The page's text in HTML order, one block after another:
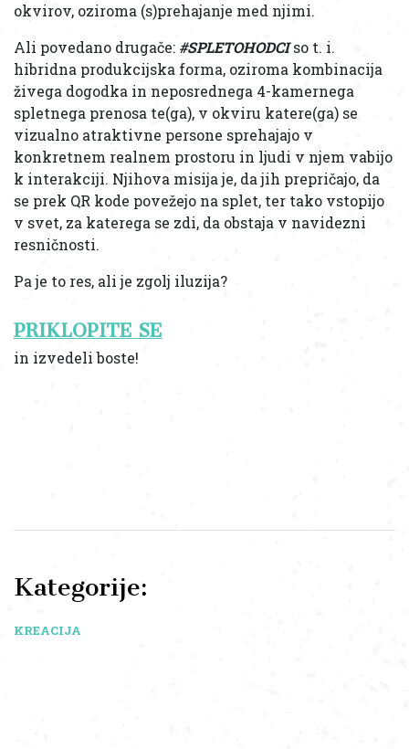
okvirov, oziroma (s)prehajanje med njimi.
Ali povedano drugače: #SPLETOHODCIso t. i.
hibridna produkcijska forma, oziroma kombinacija
živega dogodka in neposrednega 4-kamernega
spletnega prenosa te(ga), v okviru katere(ga) se
vizualno atraktivne persone sprehajajo v
konkretnem realnem prostoru in ljudi v njem vabijo
k interakciji. Njihova misija je, da jih prepričajo, da
se prek QR kode povežejo na splet, ter tako vstopijo
v svet, za katerega se zdi, da obstaja v navidezni
resničnosti.
Pa je to res, ali je zgolj iluzija?
PRIKLOPITE SE
in izvedeli boste!
Kategorije:
KREACIJA